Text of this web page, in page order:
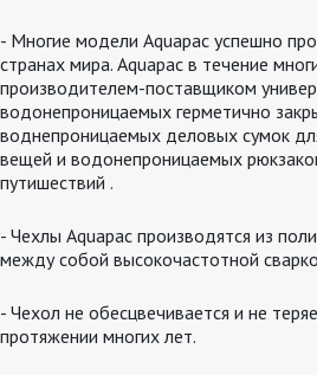
- Многие модели Aquapac успешно
странах мира. Aquapac в течение
производителем-поставщиком
водонепроницаемых герметично
воднепроницаемых деловых сумок
вещей и водонепроницаемых
путишествий .
- Чехлы Aquapac производятся из
между собой высокочастотной
- Чехол не обесцвечивается и не
протяжении многих лет.